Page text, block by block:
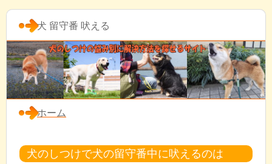
犬 留守番 吠える
ホーム
犬のしつけで犬の留守番中に吠えるのは